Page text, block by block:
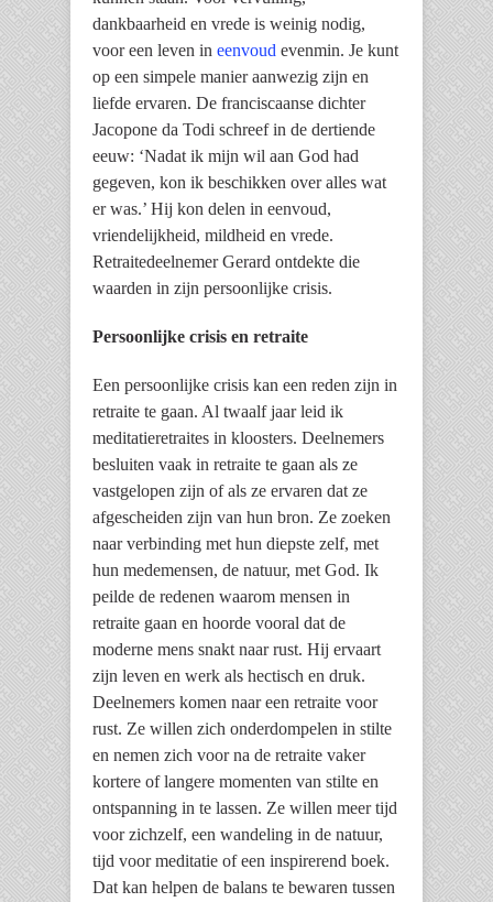
dankbaarheid en vrede is weinig nodig,
voor een leven in eenvoud evenmin. Je kunt
op een simpele manier aanwezig zijn en
liefde ervaren. De franciscaanse dichter
Jacopone da Todi schreef in de dertiende
eeuw: ‘Nadat ik mijn wil aan God had
gegeven, kon ik beschikken over alles wat
er was.’ Hij kon delen in eenvoud,
vriendelijkheid, mildheid en vrede.
Retraitedeelnemer Gerard ontdekte die
waarden in zijn persoonlijke crisis.
Persoonlijke crisis en retraite
Een persoonlijke crisis kan een reden zijn in
retraite te gaan. Al twaalf jaar leid ik
meditatieretraites in kloosters. Deelnemers
besluiten vaak in retraite te gaan als ze
vastgelopen zijn of als ze ervaren dat ze
afgescheiden zijn van hun bron. Ze zoeken
naar verbinding met hun diepste zelf, met
hun medemensen, de natuur, met God. Ik
peilde de redenen waarom mensen in
retraite gaan en hoorde vooral dat de
moderne mens snakt naar rust. Hij ervaart
zijn leven en werk als hectisch en druk.
Deelnemers komen naar een retraite voor
rust. Ze willen zich onderdompelen in stilte
en nemen zich voor na de retraite vaker
kortere of langere momenten van stilte en
ontspanning in te lassen. Ze willen meer tijd
voor zichzelf, een wandeling in de natuur,
tijd voor meditatie of een inspirerend boek.
Dat kan helpen de balans te bewaren tussen